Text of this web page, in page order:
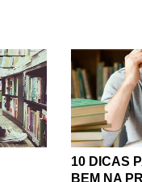
10 DICAS
BEM NA